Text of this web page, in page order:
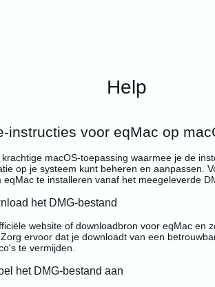
Help
instructies voor eqMac op
macOS-toepassing waarmee je de
op je systeem kunt beheren en aanpassen.
eqMac te installeren vanaf het meegeleverde
het DMG-bestand
website of downloadbron voor eqMac en
ervoor dat je downloadt van een
te vermijden.
het DMG-bestand aan